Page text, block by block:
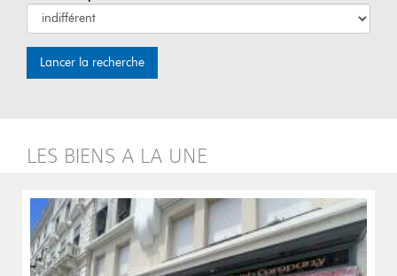
Lancer la recherche
LES BIENS A LA UNE